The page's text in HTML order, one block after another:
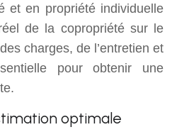
et en propriété individuelle
de la copropriété sur le
charges, de l’entretien et
pour obtenir une
optimale